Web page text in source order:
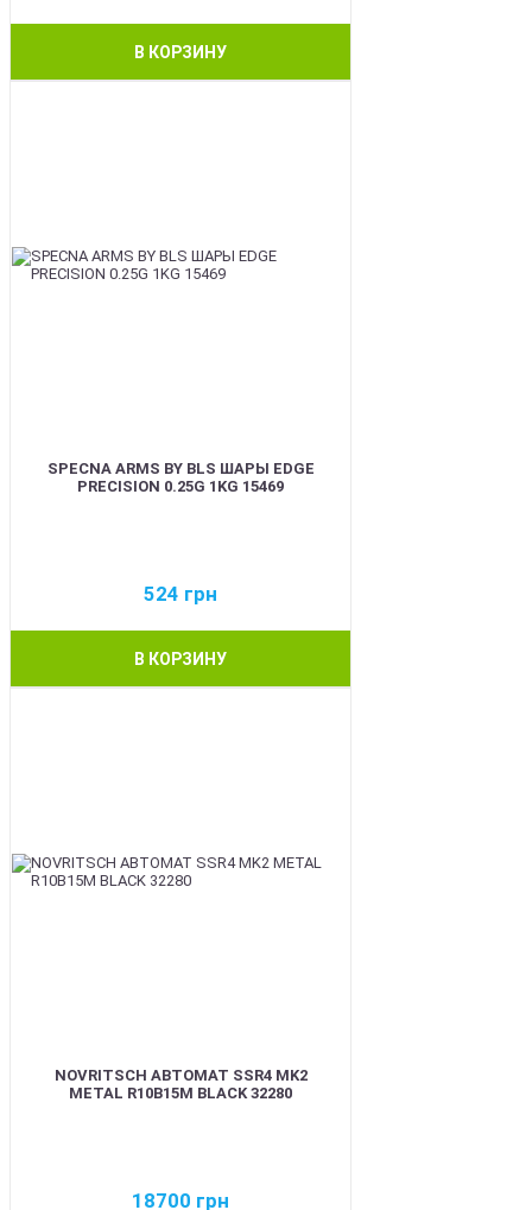
В КОРЗИНУ
SPECNA ARMS BY BLS ШАРЫ EDGE
PRECISION 0.25G 1KG 15469
524 грн
В КОРЗИНУ
NOVRITSCH АВТОМАТ SSR4 MK2
METAL R10B15M BLACK 32280
18700 грн